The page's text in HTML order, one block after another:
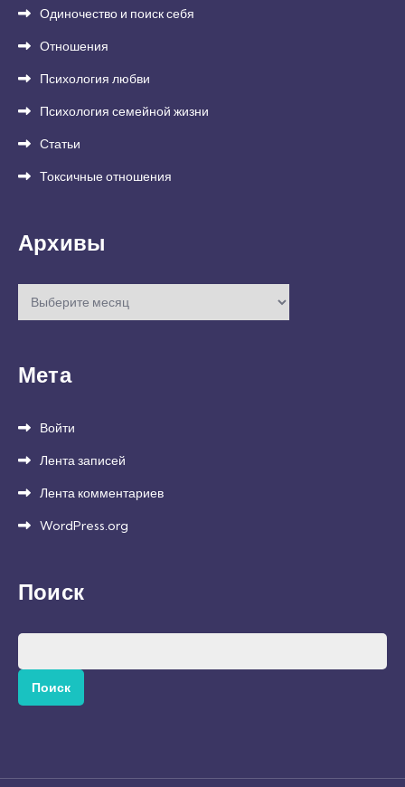
Одиночество и поиск себя
Отношения
Психология любви
Психология семейной жизни
Статьи
Токсичные отношения
Архивы
Архивы
Мета
Войти
Лента записей
Лента комментариев
WordPress.org
Поиск